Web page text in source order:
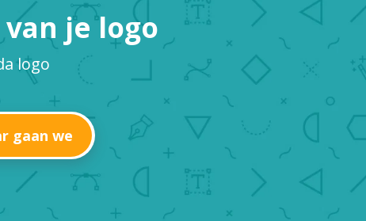
je logo
logo
gaan we